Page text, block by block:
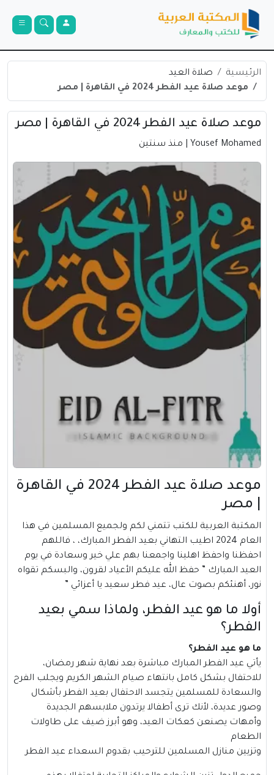
الرئيسية
صلاة العيد
موعد صلاة عيد الفطر 2024 في القاهرة | مصر
موعد صلاة عيد الفطر 2024 في القاهرة | مصر
Yousef Mohamed | منذ سنتين
موعد صلاة عيد الفطر 2024 في القاهرة
| مصر
المكتبة العربية للكتب تتمني لكم ولجميع المسلمين في هذا
العام 2024 اطيب التهاني بعيد الفطر المبارك، ، فاللهم
احفظنا واحفظ اهلينا واجمعنا بهم علي خير وسعادة في يوم
العيد المبارك ” حفظ الله عليكم الأعياد لقرون، والبسكم تقواه
نور، أهنئكم بصوت عال، عيد فطر سعيد يا أعزائي ”
أولا ما هو عيد الفطر، ولماذا سمي بعيد
الفطر؟
ما هو عيد الفطر؟
يأتي عيد الفطرالمبارك مباشرة بعد نهاية شهر رمضان،
للاحتفال بشكل كامل بانتهاء صيام الشهر الكريم ويجلب الفرح
والسعادة للمسلمين يتجسد الاحتفال بعيد الفطر بأشكال
وصور عديدة، لأنك ترى أطفالا يرتدون ملابسهم الجديدة
وأمهات يصنعن كعكات العيد، وهو أبرز ضيف على طاولات
الطعام
وتزيين منازل المسلمين للترحيب بقدوم السعداء عيد الفطر